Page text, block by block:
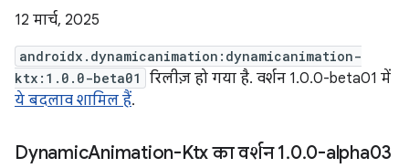
12 मार्च, 2025
androidx.dynamicanimation:dynamicanimation-
ktx:1.0.0-beta01
रिलीज़ हो गया है. वर्शन 1.0.0-beta01 में
ये बदलाव शामिल हैं.
DynamicAnimation-Ktx का वर्शन 1.0.0-alpha03